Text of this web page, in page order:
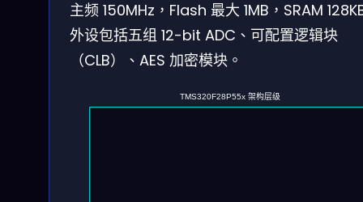
主频 150MHz，Flash 最大 1MB，SRAM
外设包括五组 12-bit ADC、可配置逻辑块
（CLB）、AES 加密模块。
TMS320F28P55x 架构层级